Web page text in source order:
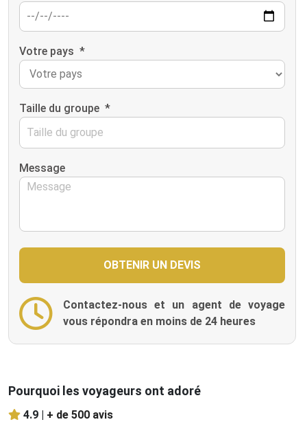
Votre pays *
Taille du groupe *
Message
Contactez-nous et un agent de voyage
vous répondra en moins de 24 heures
Pourquoi les voyageurs ont adoré
4.9 | + de 500 avis